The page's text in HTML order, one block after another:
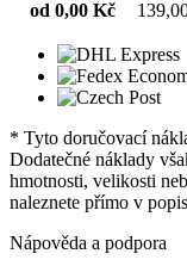
od 0,00 Kč
* Tyto doručovací
Dodatečné náklady
hmotnosti, velikosti
naleznete přímo v
Nápověda a podpora